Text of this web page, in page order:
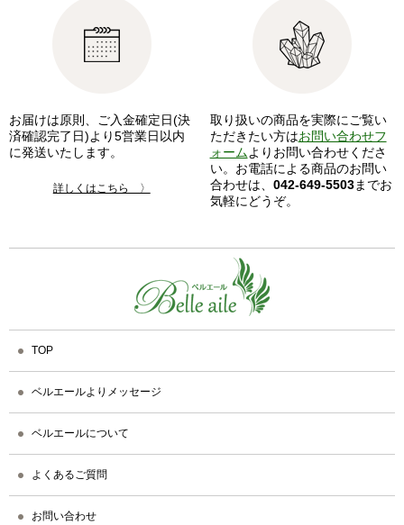
お届けは原則、ご入金確定日(決
済確認完了日)より5営業日以内
に発送いたします。
詳しくはこちら 〉
取り扱いの商品を実際にご覧い
ただきたい方はお問い合わせフ
ォームよりお問い合わせくださ
い。お電話による商品のお問い
合わせは、 042-649-5503までお
気軽にどうぞ。
TOP
ベルエールよりメッセージ
ベルエールについて
よくあるご質問
お問い合わせ